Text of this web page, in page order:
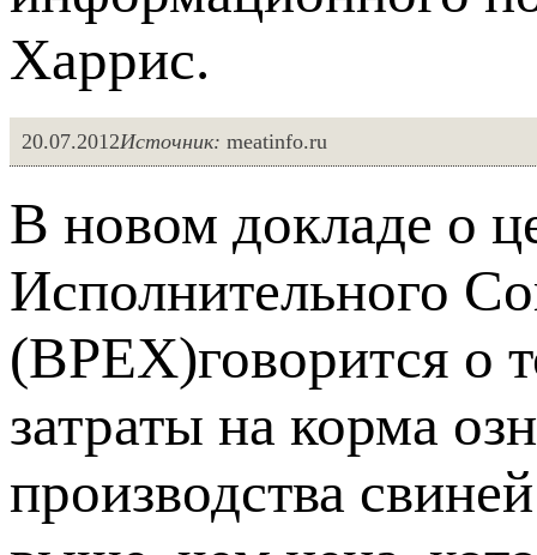
Харрис.
20.07.2012Источник: meatinfo.ru
В новом докладе о
Исполнительного
(BPEX)говорится о
затраты на корма
производства